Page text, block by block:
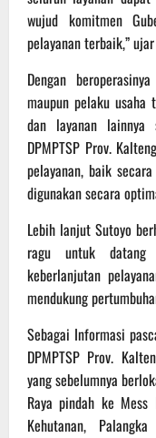
wujud komitmen
pelayanan terbaik,”
Dengan
maupun pelaku usaha
dan layanan lainnya
DPMPTSP Prov.
pelayanan, baik
digunakan secara
Lebih lanjut Sutoyo
ragu untuk
keberlanjutan
mendukung
Sebagai Informasi
DPMPTSP Prov.
yang sebelumnya
Raya pindah ke Mess
Kehutanan,